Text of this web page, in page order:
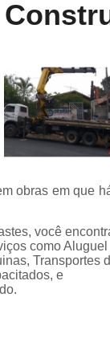
Locação de
para Caminhão
para
e Muncks
para
Máquina de
e
Pesadas
Pesadas
Remoção de
obras em que
você
como Aluguel
Transportes
e